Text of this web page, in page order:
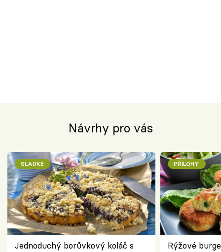
Návrhy pro vás
SLADKÉ
Jednoduchý borůvkový koláč s
PŘÍLOHY
Rýžové